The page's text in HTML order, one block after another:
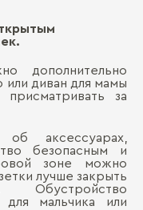
дополнительно
диван для мамы
за
аксессуарах,
безопасным и
зоне можно
лучше закрыть
Обустройство
мальчика или